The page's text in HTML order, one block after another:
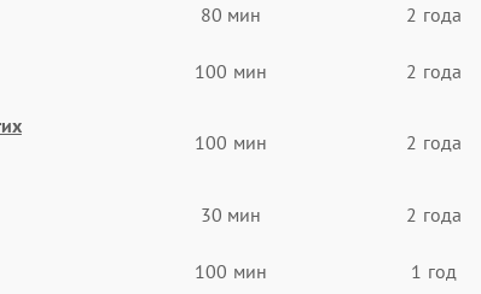
80 мин 2 года
100 мин 2 года
100 мин 2 года
30 мин 2 года
100 мин 1 год